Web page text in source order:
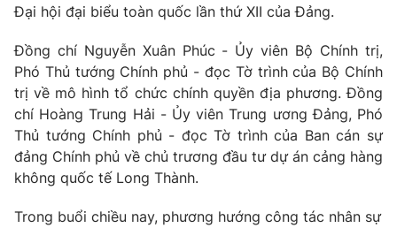
Thị trường
Tư vấn
Lịch phát sóng
Chuyên mục khác
Emagazine Podcast
Photo Infographic
Video Shorts video
Đại hội đại biểu toàn quốc lần thứ XII của Đảng.
Đồng chí Nguyễn Xuân Phúc - Ủy viên Bộ Chính trị,
Phó Thủ tướng Chính phủ - đọc Tờ trình của Bộ Chính
trị về mô hình tổ chức chính quyền địa phương. Đồng
chí Hoàng Trung Hải - Ủy viên Trung ương Đảng, Phó
Thủ tướng Chính phủ - đọc Tờ trình của Ban cán sự
đảng Chính phủ về chủ trương đầu tư dự án cảng hàng
không quốc tế Long Thành.
Trong buổi chiều nay, phương hướng công tác nhân sự